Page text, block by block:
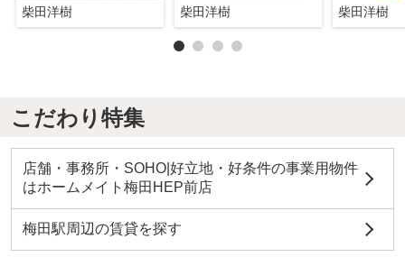
柴田洋樹 柴田洋樹 柴田洋樹
こだわり特集
店舗・事務所・SOHO|好立地・好条件の事業用物件
はホームメイト梅田HEP前店
梅田駅周辺の賃貸を探す